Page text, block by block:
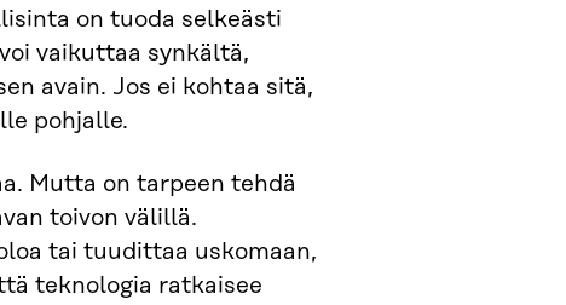
on tuoda selkeästi
vaikuttaa synkältä,
avain. Jos ei kohtaa sitä,
pohjalle.
Mutta on tarpeen tehdä
toivon välillä.
tai tuudittaa uskomaan,
teknologia ratkaisee